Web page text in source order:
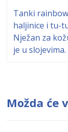
Tanki
haljinice i tu-
Nježan za
je u slojevima.
Možda će